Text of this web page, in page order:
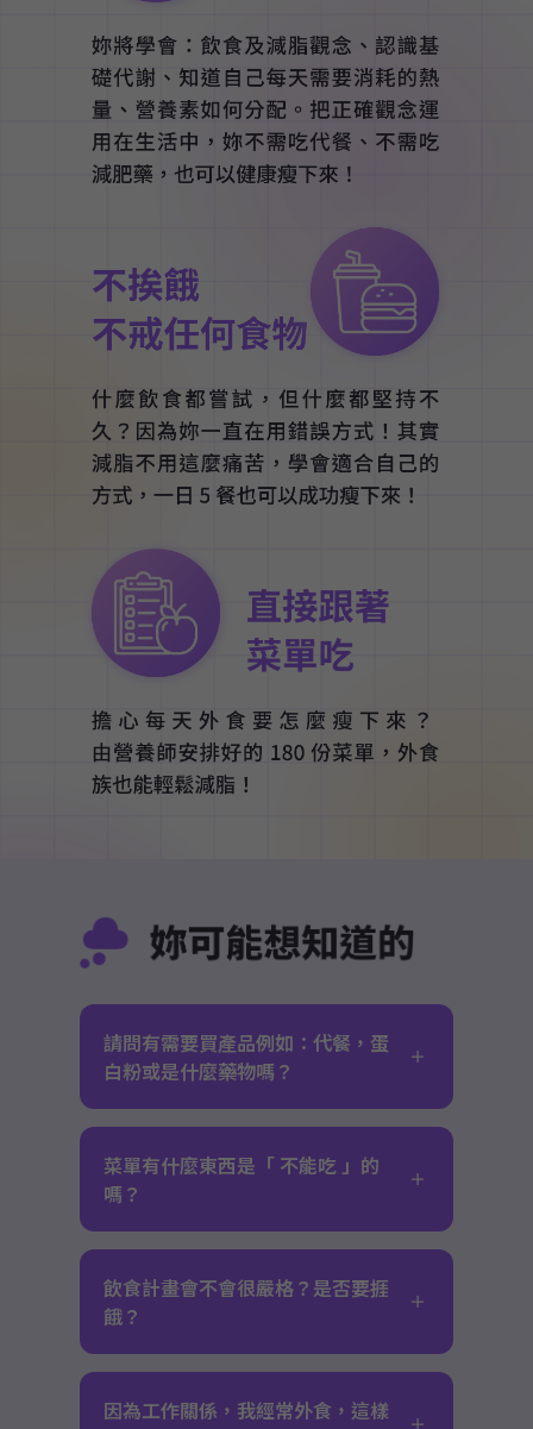
請問有需要買產品例如：代餐，蛋
白粉或是什麼藥物嗎？
菜單有什麼東西是「 不能吃 」的
嗎？
飲食計畫會不會很嚴格？是否要捱
餓？
因為工作關係，我經常外食，這樣